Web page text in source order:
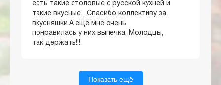
есть такие столовые с русской кухней и
такие вкусные....Спасибо коллективу за
вкусняшки.А ещё мне очень
понравилась у них выпечка. Молодцы,
так держать!!!
Показать ещё